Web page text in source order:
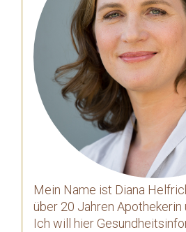
Mein Name ist Diana
über 20 Jahren Apothekerin
Ich will hier